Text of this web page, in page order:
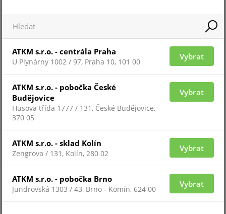
Přijmout
Technická specifikace:
Kompatibilita:Hub, Hub Plus, Hub 2, Hub 2 Plus, ReX
Intenzita signalizace: Nastavitelná (81 až 97 dB)
Nastavitelná délka signalizace: Nastavitelná (3 až 180
sekund)
Frekvence signalizace: 3.5±0.5 kHz
Čas spuštění signalizace: Do 1 sekundy
Ochrana proti sabotáži: Ano
Výkon rádiového signálu: 8.76 dBm / 7.52 mW (max. 20
mW)
ATKM s.r.o. - centrála Praha
U Plynárny 1002 / 97, Praha 10, 101 00
Vybrat
ATKM s.r.o. - pobočka České
Budějovice
Husova třída 1777 / 131, České Budějovice,
370 05
Vybrat
ATKM s.r.o. - sklad Kolín
Zengrova / 131, Kolín, 280 02
Vybrat
ATKM s.r.o. - pobočka Brno
Jundrovská 1303 / 43, Brno - Komín, 624 00
Vybrat